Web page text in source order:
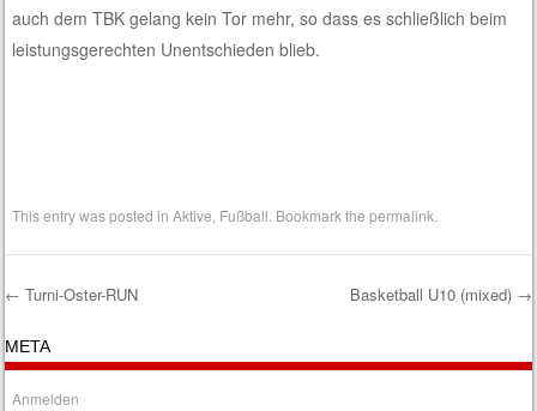
auch dem TBK gelang kein Tor mehr, so dass es schließlich beim
leistungsgerechten Unentschieden blieb.
This entry was posted inAktive Fußball . Bookmark thepermalink
Post navigation
← Turni-Oster-RUN Basketball U10 (mixed) →
META
Anmelden